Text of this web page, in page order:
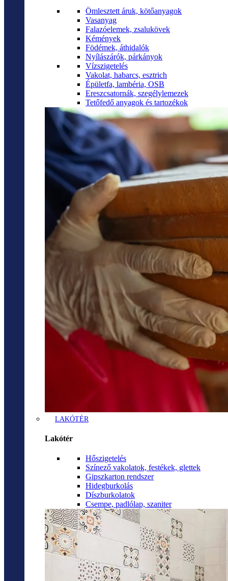
Ömlesztett áruk, kötőanyagok
Vasanyag
Falazóelemek, zsalukövek
Kémények
Födémek, áthidalók
Nyílászárók, párkányok
Vízszigetelés
Vakolat, habarcs, esztrich
Épületfa, lambéria, OSB
Ereszcsatornák, szegélylemezek
Tetőfedő anyagok és tartozékok
LAKÓTÉR
Lakótér
Hőszigetelés
Színező vakolatok, festékek, glettek
Gipszkarton rendszer
Hidegburkolás
Díszburkolatok
Csempe, padlólap, szaniter